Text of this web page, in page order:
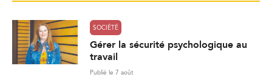
SOCIÉTÉ
Gérer la sécurité psychologique au
travail
Publié le 7 août